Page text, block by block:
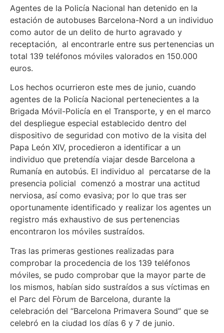
Agentes de la Policía Nacional han detenido en la
estación de autobuses Barcelona-Nord a un individuo
como autor de un delito de hurto agravado y
receptación, al encontrarle entre sus pertenencias un
total 139 teléfonos móviles valorados en 150.000
euros.
Los hechos ocurrieron este mes de junio, cuando
agentes de la Policía Nacional pertenecientes a la
Brigada Móvil-Policía en el Transporte, y en el marco
del despliegue especial establecido dentro del
dispositivo de seguridad con motivo de la visita del
Papa León XIV, procedieron a identificar a un
individuo que pretendía viajar desde Barcelona a
Rumanía en autobús. El individuo al percatarse de la
presencia policial comenzó a mostrar una actitud
nerviosa, así como evasiva; por lo que tras ser
oportunamente identificado y realizar los agentes un
registro más exhaustivo de sus pertenencias
encontraron los móviles sustraídos.
Tras las primeras gestiones realizadas para
comprobar la procedencia de los 139 teléfonos
móviles, se pudo comprobar que la mayor parte de
los mismos, habían sido sustraídos a sus víctimas en
el Parc del Fòrum de Barcelona, durante la
celebración del “Barcelona Primavera Sound” que se
celebró en la ciudad los días 6 y 7 de junio.